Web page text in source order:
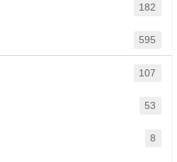
182
595
107
53
8